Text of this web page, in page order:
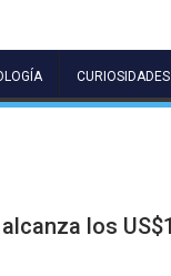
los